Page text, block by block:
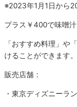
※2023年1月1日から
プラス￥400で味噌
「おすすめ料理」や
けることができます。
販売店舗：
・東京ディズニーラ